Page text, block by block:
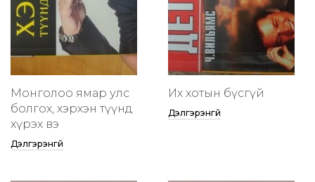
Монголоо ямар улс
болгох, хэрхэн түүнд
хүрэх вэ
Дэлгэрэнгүй
Их хотын бүсгүй
Дэлгэрэнгүй